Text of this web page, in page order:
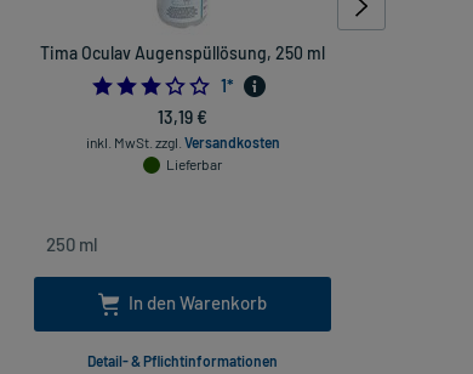
Tima Oculav Augenspüllösung, 250 ml
3.0
1*
13,19 €
inkl. MwSt. zzgl. Versandkosten
Lieferbar
In den Warenkorb
Detail- & Pflichtinformationen